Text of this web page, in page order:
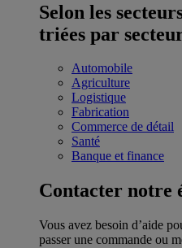
Selon les
triées par
Automobile
Agriculture
Logistique
Fabrication
Commerce de détail
Santé
Banque et finance
Contacter notre
Vous avez besoin d’aide
passer une commande ou